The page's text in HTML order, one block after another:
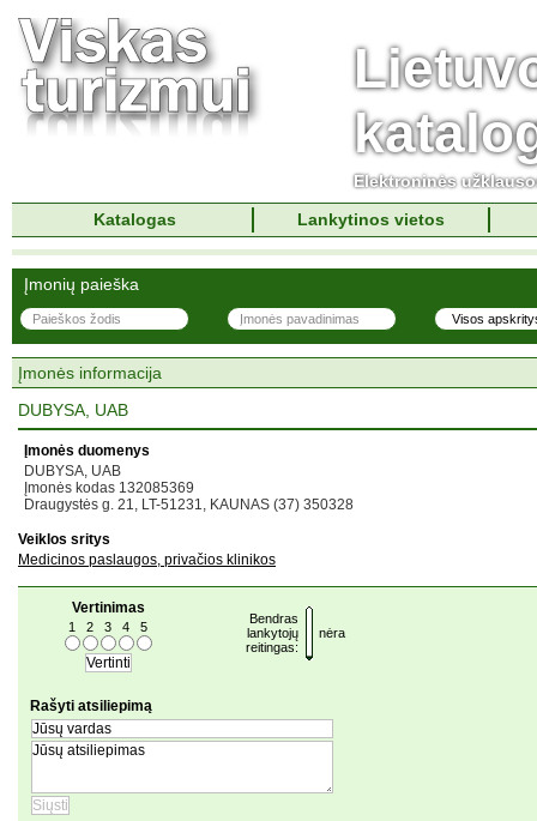
Elektroninės
Katalogas
Lankytinos vietos
Įmonių paieška
Įmonės informacija
DUBYSA, UAB
Įmonės duomenys
DUBYSA, UAB
Įmonės kodas 132085369
Draugystės g. 21, LT-51231, KAUNAS (37) 350328
Veiklos sritys
Medicinos paslaugos, privačios klinikos
Vertinimas
1 2 3 4 5
Bendras
lankytojų
reitingas:
nėra
Rašyti atsiliepimą